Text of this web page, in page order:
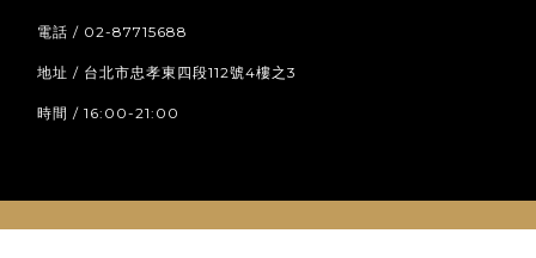
電話 / 02-87715688
地址 / 台北市忠孝東四段112號4樓之3
時間 / 16:00-21:00